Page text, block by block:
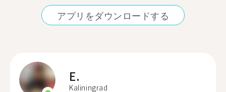
アプリをダウンロードする
E.
Kaliningrad